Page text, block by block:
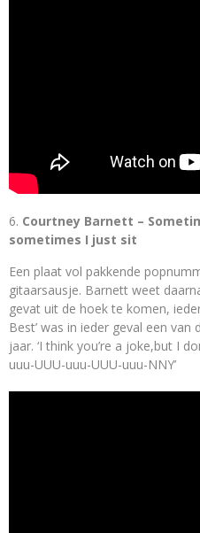
Courtney Barnett –
sometimes I just sit
Een plaat vol pakkende
gitaarsausje. Barnett weet
gevat uit de hoek te komen,
Best’ was in ieder geval een
jaar. ‘I think you’re a joke,but I
uuu-UUU-uuu-UUU-uuu-NNY’